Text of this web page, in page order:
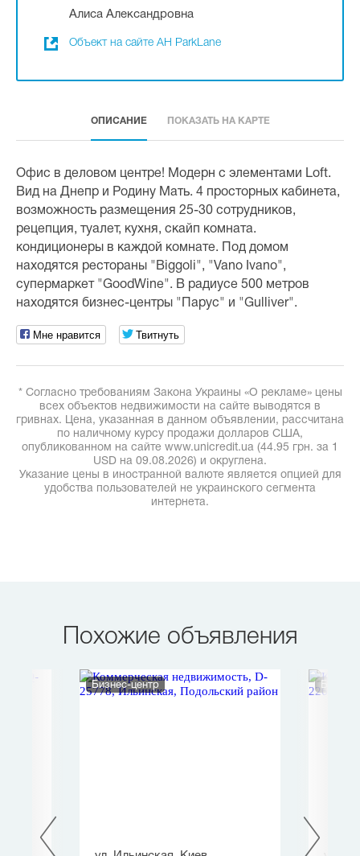
Алиса Александровна
Объект на сайте АН ParkLane
ОПИСАНИЕ ПОКАЗАТЬ НА КАРТЕ
Офис в деловом центре! Модерн с элементами Loft.
Вид на Днепр и Родину Мать. 4 просторных кабинета,
возможность размещения 25-30 сотрудников,
рецепция, туалет, кухня, скайп комната.
кондиционеры в каждой комнате. Под домом
находятся рестораны "Biggoli", "Vano Ivano",
супермаркет "GoodWine". В радиусе 500 метров
находятся бизнес-центры "Парус" и "Gulliver".
Мне нравится Твитнуть
* Согласно требованиям Закона Украины «О рекламе» цены
всех объектов недвижимости на сайте выводятся в
гривнах. Цена, указанная в данном объявлении, рассчитана
по наличному курсу продажи долларов США,
опубликованном на сайте www.unicredit.ua (44.95 грн. за 1
USD на 09.08.2026) и округлена.
Указание цены в иностранной валюте является опцией для
удобства пользователей не украинского сегмента
интернета.
Похожие объявления
Бизнес-центр